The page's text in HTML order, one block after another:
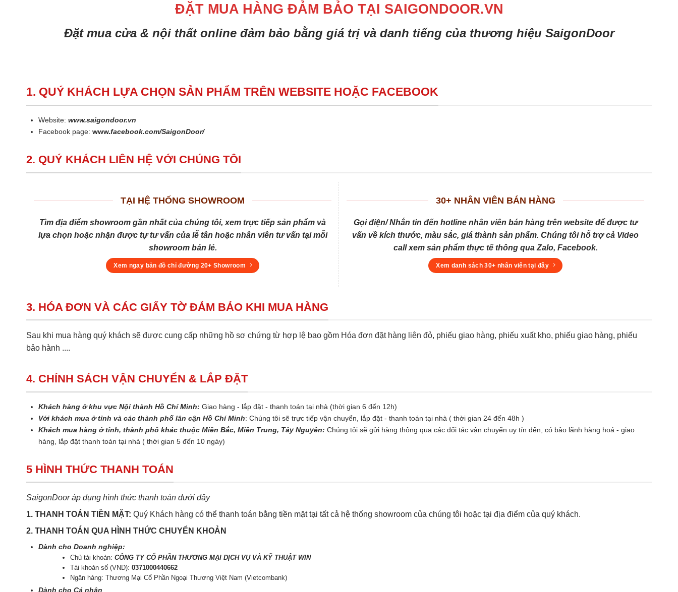
ĐẶT MUA HÀNG ĐẢM BẢO TẠI SAIGONDOOR.VN
Đặt mua cửa & nội thất online đảm bảo bằng giá trị và danh tiếng của thương hiệu SaigonDoor
1. QUÝ KHÁCH LỰA CHỌN SẢN PHẨM TRÊN WEBSITE HOẶC FACEBOOK
Website:www.saigondoor.vn
Facebook page:www.facebook.com/SaigonDoor/
2. QUÝ KHÁCH LIÊN HỆ VỚI CHÚNG TÔI
TẠI HỆ THỐNG SHOWROOM
Tìm địa điểm showroom gần nhất của chúng tôi, xem trực tiếp sản phẩm và
lựa chọn hoặc nhận được tự tư vấn của lễ tân hoặc nhân viên tư vấn tại mỗi
showroom bán lẻ.
Xem ngay bản đồ chỉ đường 20+ Showroom
30+ NHÂN VIÊN BÁN HÀNG
Gọi điện/ Nhắn tin đến hotline nhân viên bán hàng trên website để được tư
vấn về kích thước, màu sắc, giá thành sản phẩm. Chúng tôi hỗ trợ cả Video
call xem sản phẩm thực tế thông qua Zalo, Facebook.
Xem danh sách 30+ nhân viên tại đây
3. HÓA ĐƠN VÀ CÁC GIẤY TỜ ĐẢM BẢO KHI MUA HÀNG
Sau khi mua hàng quý khách sẽ được cung cấp những hồ sơ chứng từ hợp lệ bao gồm Hóa đơn đặt hàng liên đỏ, phiếu giao hàng, phiếu xuất kho, phiếu giao hàng, phiếu
bảo hành ....
4. CHÍNH SÁCH VẬN CHUYỂN & LẮP ĐẶT
Khách hàng ở khu vực Nội thành Hồ Chí Minh: Giao hàng - lắp đặt - thanh toán tại nhà (thời gian 6 đến 12h)
Với khách mua ở tỉnh và các thành phố lân cận Hồ Chí Minh: Chúng tôi sẽ trực tiếp vận chuyển, lắp đặt - thanh toán tại nhà ( thời gian 24 đến 48h )
Khách mua hàng ở tỉnh, thành phố khác thuộc Miền Bắc, Miền Trung, Tây Nguyên: Chúng tôi sẽ gửi hàng thông qua các đối tác vận chuyển uy tín đến, có bảo lãnh hàng hoá - giao
hàng, lắp đặt thanh toán tại nhà ( thời gian 5 đến 10 ngày)
5 HÌNH THỨC THANH TOÁN
SaigonDoor áp dụng hình thức thanh toán dưới đây
1. THANH TOÁN TIỀN MẶT: Quý Khách hàng có thể thanh toán bằng tiền mặt tại tất cả hệ thống showroom của chúng tôi hoặc tại địa điểm của quý khách.
2. THANH TOÁN QUA HÌNH THỨC CHUYỂN KHOẢN
Dành cho Doanh nghiệp:
Chủ tài khoản:CÔNG TY CỔ PHẦN THƯƠNG MẠI DỊCH VỤ VÀ KỸ THUẬT WIN
Tài khoản số (VND):0371000440662
Ngân hàng: Thương Mại Cổ Phần Ngoại Thương Việt Nam (Vietcombank)
Dành cho Cá nhân